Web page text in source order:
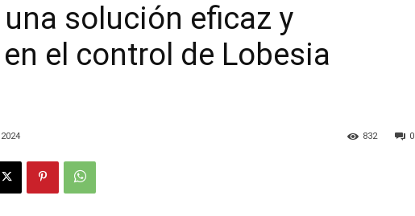
solución eficaz y
el control de Lobesia
0
832